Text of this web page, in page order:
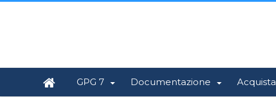
GPG 7 Documentazione Acquista